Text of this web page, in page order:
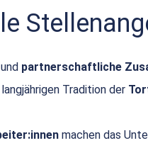
und partnerschaftliche
Tradition der
machen das